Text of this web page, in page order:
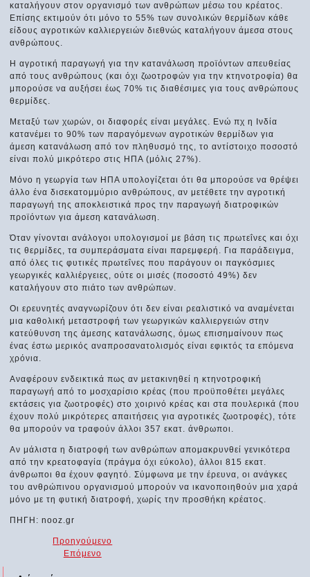
καταλήγουν στον οργανισμό των ανθρώπων μέσω του κρέατος.
Επίσης εκτιμούν ότι μόνο το 55% των συνολικών θερμίδων κάθε
είδους αγροτικών καλλιεργειών διεθνώς καταλήγουν άμεσα στους
ανθρώπους.
Η αγροτική παραγωγή για την κατανάλωση προϊόντων απευθείας
από τους ανθρώπους (και όχι ζωοτροφών για την κτηνοτροφία) θα
μπορούσε να αυξήσει έως 70% τις διαθέσιμες για τους ανθρώπους
θερμίδες.
Μεταξύ των χωρών, οι διαφορές είναι μεγάλες. Ενώ πχ η Ινδία
κατανέμει το 90% των παραγόμενων αγροτικών θερμίδων για
άμεση κατανάλωση από τον πληθυσμό της, το αντίστοιχο ποσοστό
είναι πολύ μικρότερο στις ΗΠΑ (μόλις 27%).
Μόνο η γεωργία των ΗΠΑ υπολογίζεται ότι θα μπορούσε να θρέψει
άλλο ένα δισεκατομμύριο ανθρώπους, αν μετέθετε την αγροτική
παραγωγή της αποκλειστικά προς την παραγωγή διατροφικών
προϊόντων για άμεση κατανάλωση.
Όταν γίνονται ανάλογοι υπολογισμοί με βάση τις πρωτεΐνες και όχι
τις θερμίδες, τα συμπεράσματα είναι παρεμφερή. Για παράδειγμα,
από όλες τις φυτικές πρωτεΐνες που παράγουν οι παγκόσμιες
γεωργικές καλλιέργειες, ούτε οι μισές (ποσοστό 49%) δεν
καταλήγουν στο πιάτο των ανθρώπων.
Οι ερευνητές αναγνωρίζουν ότι δεν είναι ρεαλιστικό να αναμένεται
μια καθολική μεταστροφή των γεωργικών καλλιεργειών στην
κατεύθυνση της άμεσης κατανάλωσης, όμως επισημαίνουν πως
ένας έστω μερικός αναπροσανατολισμός είναι εφικτός τα επόμενα
χρόνια.
Αναφέρουν ενδεικτικά πως αν μετακινηθεί η κτηνοτροφική
παραγωγή από το μοσχαρίσιο κρέας (που προϋποθέτει μεγάλες
εκτάσεις για ζωοτροφές) στο χοιρινό κρέας και στα πουλερικά (που
έχουν πολύ μικρότερες απαιτήσεις για αγροτικές ζωοτροφές), τότε
θα μπορούν να τραφούν άλλοι 357 εκατ. άνθρωποι.
Αν μάλιστα η διατροφή των ανθρώπων απομακρυνθεί γενικότερα
από την κρεατοφαγία (πράγμα όχι εύκολο), άλλοι 815 εκατ.
άνθρωποι θα έχουν φαγητό. Σύμφωνα με την έρευνα, οι ανάγκες
του ανθρώπινου οργανισμού μπορούν να ικανοποιηθούν μια χαρά
μόνο με τη φυτική διατροφή, χωρίς την προσθήκη κρέατος.
ΠΗΓΗ: nooz.gr
Προηγούμενο
Επόμενο